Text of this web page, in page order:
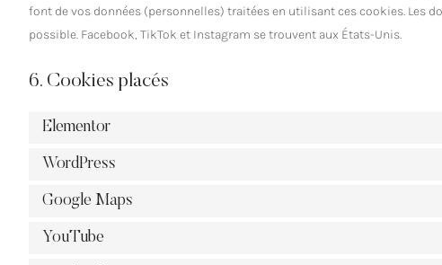
font de vos données (personnelles) traitées en utilisant ces cookies. Les
possible. Facebook, TikTok et Instagram se trouvent aux États-Unis.
6. Cookies placés
Elementor
WordPress
Google Maps
YouTube